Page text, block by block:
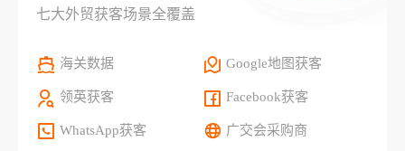
七大外贸获客场景全覆盖
海关数据 Google地图获客
领英获客 Facebook获客
WhatsApp获客 广交会采购商